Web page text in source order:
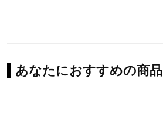
あなたにおすすめの商品